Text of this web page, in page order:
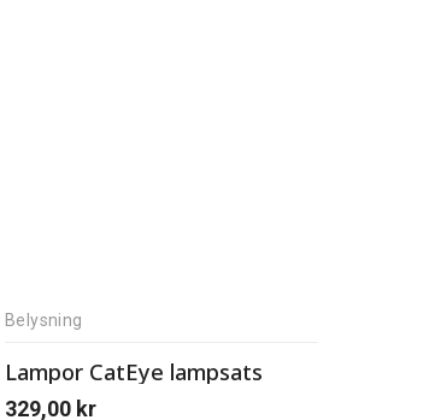
Belysning
Lampor CatEye lampsats
329,00 kr